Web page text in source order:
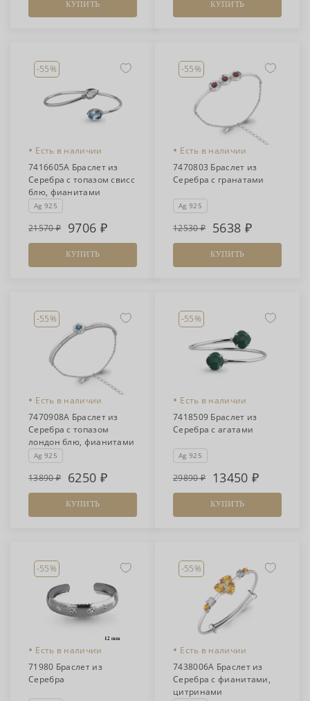
КУПИТЬ КУПИТЬ
-55%
• Есть в наличии
7416605А Браслет из
Серебра с топазом свисс
блю, фианитами
Ag 925
21570 9706
КУПИТЬ
-55%
• Есть в наличии
7470803 Браслет из
Серебра с гранатами
Ag 925
12530 5638
КУПИТЬ
-55%
• Есть в наличии
7470908А Браслет из
Серебра с топазом
лондон блю, фианитами
Ag 925
13890 6250
КУПИТЬ
-55%
• Есть в наличии
7418509 Браслет из
Серебра с агатами
Ag 925
29890 13450
КУПИТЬ
-55%
• Есть в наличии
71980 Браслет из
Серебра
-55%
• Есть в наличии
7438006А Браслет из
Серебра с фианитами,
цитринами